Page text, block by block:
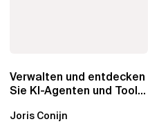
Verwalten und entdecken
Sie KI-Agenten und Tools
AgentCore...
Joris Conijn